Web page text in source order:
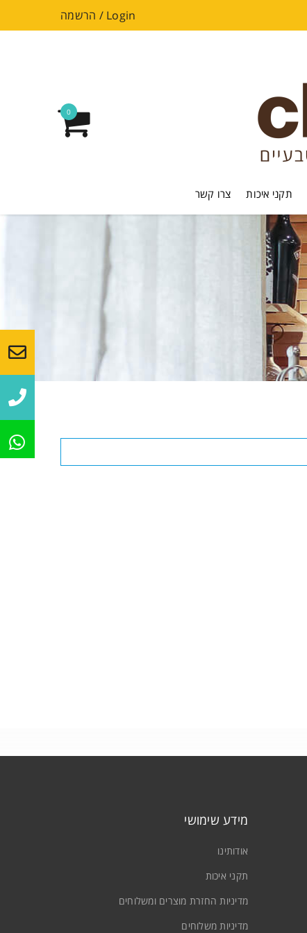
Login
/ הרשמה
תקני איכות צרו קשר
0
מידע שימושי
אודותינו
תקני איכות
מדיניות החזרת מוצרים ומשלוחים
מדיניות משלוחים